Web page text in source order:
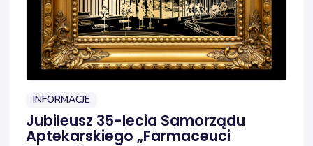
INFORMACJE
Jubileusz 35-lecia Samorządu
Aptekarskiego „Farmaceuci